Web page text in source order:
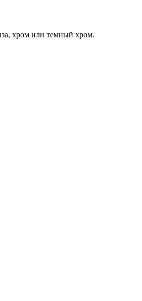
хром или темный хром.